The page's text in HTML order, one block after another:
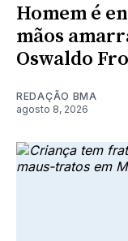
Homem é
mãos
Oswaldo
REDAÇÃO BMA
agosto 8, 2026